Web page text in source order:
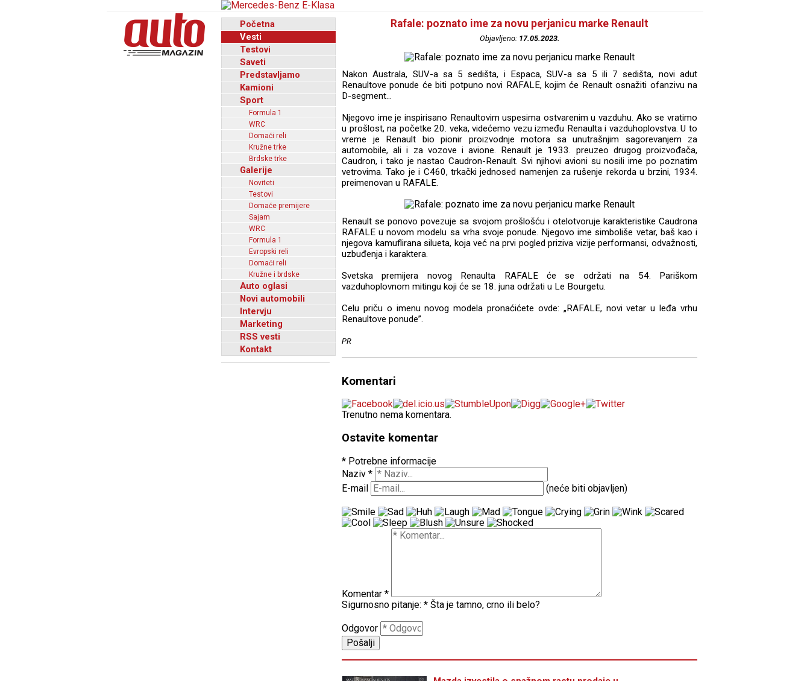
Početna
Vesti
Testovi
Saveti
Predstavljamo
Kamioni
Sport
Formula 1
WRC
Domaći reli
Kružne trke
Brdske trke
Galerije
Noviteti
Testovi
Domaće premijere
Sajam
WRC
Formula 1
Evropski reli
Domaći reli
Kružne i brdske
Auto oglasi
Novi automobili
Intervju
Marketing
RSS vesti
Kontakt
Rafale: poznato ime za novu perjanicu marke Renault
Objavljeno: 17.05.2023.
Nakon Australa, SUV-a sa 5 sedišta, i Espaca, SUV-a sa 5 ili 7 sedišta, novi adut
Renaultove ponude će biti potpuno novi RAFALE, kojim će Renault osnažiti ofanzivu na
D-segment...
Njegovo ime je inspirisano Renaultovim uspesima ostvarenim u vazduhu. Ako se vratimo
u prošlost, na početke 20. veka, videćemo vezu između Renaulta i vazduhoplovstva. U to
vreme je Renault bio pionir proizvodnje motora sa unutrašnjim sagorevanjem za
automobile, ali i za vozove i avione. Renault je 1933. preuzeo drugog proizvođača,
Caudron, i tako je nastao Caudron-Renault. Svi njihovi avioni su nosili ime po poznatim
vetrovima. Tako je i C460, trkački jednosed namenjen za rušenje rekorda u brzini, 1934.
preimenovan u RAFALE.
Renault se ponovo povezuje sa svojom prošlošću i otelotvoruje karakteristike Caudrona
RAFALE u novom modelu sa vrha svoje ponude. Njegovo ime simboliše vetar, baš kao i
njegova kamuflirana silueta, koja već na prvi pogled priziva vizije performansi, odvažnosti,
uzbuđenja i karaktera.
Svetska premijera novog Renaulta RAFALE će se održati na 54. Pariškom
vazduhoplovnom mitingu koji će se 18. juna održati u Le Bourgetu.
Celu priču o imenu novog modela pronaćićete ovde: „RAFALE, novi vetar u leđa vrhu
Renaultove ponude”.
PR
Komentari
Trenutno nema komentara.
Ostavite komentar
* Potrebne informacije
Naziv *
E-mail
(neće biti objavljen)
Komentar *
Sigurnosno pitanje: * Šta je tamno, crno ili belo?
Odgovor